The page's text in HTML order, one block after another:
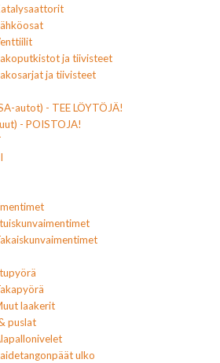
ja tiivisteet
ja tiivisteet
autot) - TEE LÖYTÖJÄ!
- POISTOJA!
laakerit
puslat
ulko